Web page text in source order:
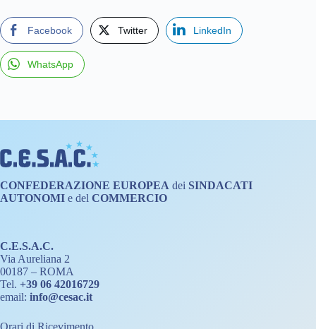
Facebook Twitter LinkedIn
WhatsApp
CONFEDERAZIONE EUROPEA dei SINDACATI
AUTONOMI e del COMMERCIO
C.E.S.A.C.
Via Aureliana 2
00187 – ROMA
Tel. +39 06 42016729
email: info@cesac.it
Orari di Ricevimento